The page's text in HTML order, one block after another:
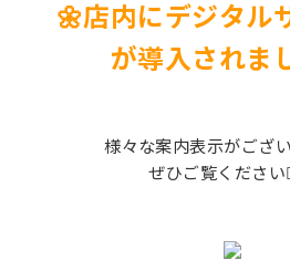
🌼店内にデジタル
が導入されま
様々な案内表示がござ
ぜひご覧ください